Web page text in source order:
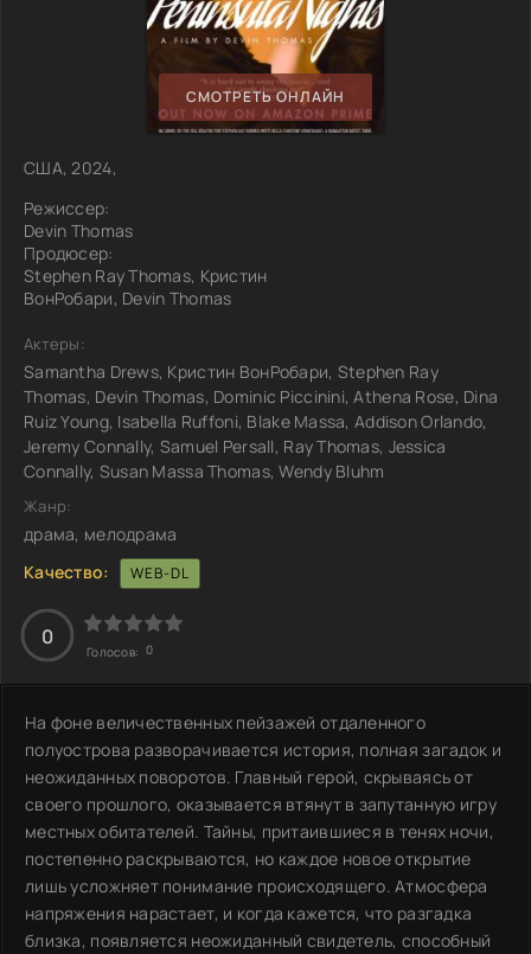
СМОТРЕТЬ ОНЛАЙН
США, 2024,
Режиссер:
Devin Thomas
Продюсер:
Stephen Ray Thomas, Кристин
ВонРобари, Devin Thomas
Актеры:
Samantha Drews, Кристин ВонРобари, Stephen Ray
Thomas, Devin Thomas, Dominic Piccinini, Athena Rose, Dina
Ruiz Young, Isabella Ruffoni, Blake Massa, Addison Orlando,
Jeremy Connally, Samuel Persall, Ray Thomas, Jessica
Connally, Susan Massa Thomas, Wendy Bluhm
Жанр:
драма, мелодрама
Качество:
WEB-DL
0
Голосов: 0
На фоне величественных пейзажей отдаленного
полуострова разворачивается история, полная загадок и
неожиданных поворотов. Главный герой, скрываясь от
своего прошлого, оказывается втянут в запутанную игру
местных обитателей. Тайны, притаившиеся в тенях ночи,
постепенно раскрываются, но каждое новое открытие
лишь усложняет понимание происходящего. Атмосфера
напряжения нарастает, и когда кажется, что разгадка
близка, появляется неожиданный свидетель, способный